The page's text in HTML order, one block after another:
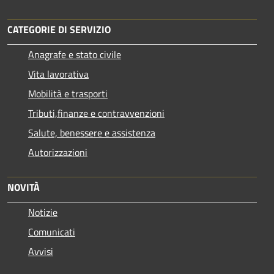
CATEGORIE DI SERVIZIO
Anagrafe e stato civile
Vita lavorativa
Mobilità e trasporti
Tributi,finanze e contravvenzioni
Salute, benessere e assistenza
Autorizzazioni
NOVITÀ
Notizie
Comunicati
Avvisi